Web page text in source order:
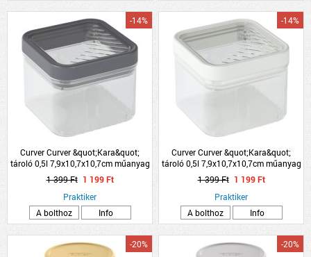
Curver Curver &quot;Kara&quot;
tároló 0,5l 7,9x10,7x10,7cm műanyag
-14%
1 399 Ft 1 199 Ft
Praktiker
A bolthoz
Info
Curver Curver &quot;Kara&quot;
tároló 0,5l 7,9x10,7x10,7cm műanyag
-14%
1 399 Ft 1 199 Ft
Praktiker
A bolthoz
Info
-20% -20%